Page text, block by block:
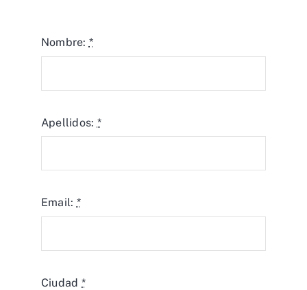
Nombre: *
Apellidos: *
Email: *
Ciudad *